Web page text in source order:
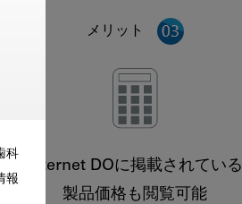
科
報
メリット
Internet DOに掲載されている
製品価格も閲覧可能